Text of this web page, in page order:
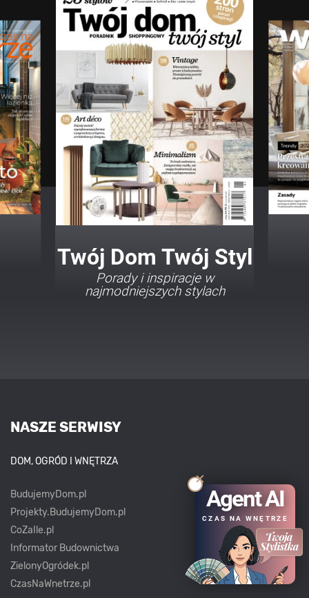
Twój Dom Twój Styl
Porady i inspiracje w
najmodniejszych stylach
NASZE SERWISY
DOM, OGRÓD I WNĘTRZA
BudujemyDom.pl
Projekty.BudujemyDom.pl
CoZaIle.pl
Informator Budownictwa
ZielonyOgródek.pl
CzasNaWnetrze.pl
Agent AI
CZAS NA WNĘTRZE